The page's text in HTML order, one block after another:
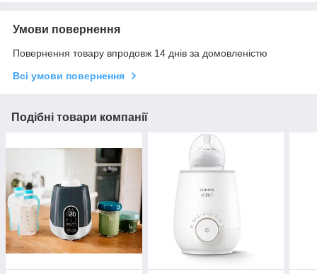
Умови повернення
Повернення товару впродовж 14 днів за домовленістю
Всі умови повернення
Подібні товари компанії